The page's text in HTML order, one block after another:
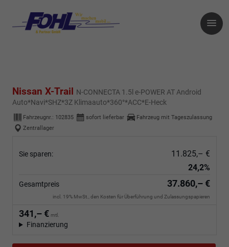
Nissan X-Trail N-CONNECTA 1.5l e-POWER AT Android
Auto*Navi*SHZ*3Z Klimaauto*360°*ACC*E-Heck
Fahrzeugnr.: 102835 sofort lieferbar
Fahrzeug mit Tageszulassung
Zentrallager
Sie sparen:
11.825,– €
24,2%
Gesamtpreis 37.860,– €
incl. 19% MwSt., den Kosten für Überführung und Zulassungspapieren
341,– € mtl.
Finanzierung